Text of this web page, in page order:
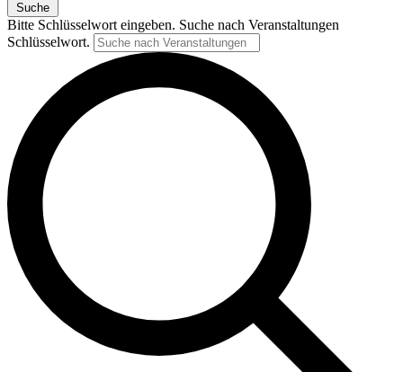
Suche
Bitte Schlüsselwort eingeben. Suche nach Veranstaltungen
Schlüsselwort.